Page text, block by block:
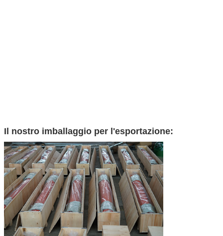
Il nostro imballaggio per l'esportazione: